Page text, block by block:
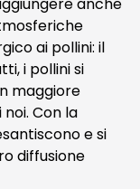
ai pollini: il
i pollini si
maggiore
Con la
e si
diffusione